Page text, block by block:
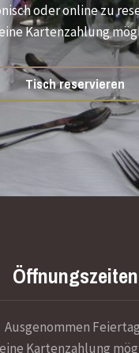
oder online zu
Kartenzahlung
Tisch reservieren
Öffnungszeiten
Ausgenommen
Kartenzahlung